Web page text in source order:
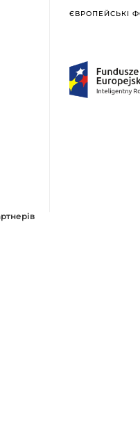
ЄВРОПЕЙСЬКІ